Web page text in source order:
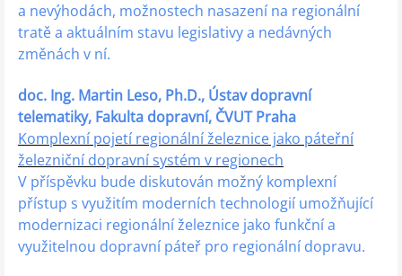
a nevýhodách, možnostech nasazení na regionální
tratě a aktuálním stavu legislativy a nedávných
změnách v ní.
doc. Ing. Martin Leso, Ph.D., Ústav dopravní
telematiky, Fakulta dopravní, ČVUT Praha
Komplexní pojetí regionální železnice jako páteřní
železniční dopravní systém v regionech
V příspěvku bude diskutován možný komplexní
přístup s využitím moderních technologií umožňující
modernizaci regionální železnice jako funkční a
využitelnou dopravní páteř pro regionální dopravu.